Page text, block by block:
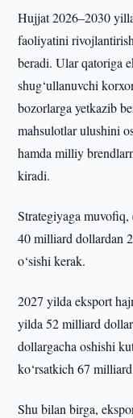
Hujjat 2026–2030
faoliyatini
beradi. Ular qatoriga
shug‘ullanuvchi
bozorlarga yetkazib
mahsulotlar ulushini
hamda milliy
kiradi.
Strategiyaga
40 milliard dollardan
o‘sishi kerak.
2027 yilda eksport
yilda 52 milliard
dollargacha oshishi
ko‘rsatkich 67
Shu bilan birga,